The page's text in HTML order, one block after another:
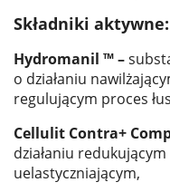
Składniki aktywne:
Hydromanil ™ –
o działaniu
regulującym proces
Cellulit Contra+
działaniu
uelastyczniającym,